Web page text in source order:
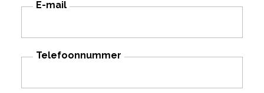
E-mail
Telefoonnummer